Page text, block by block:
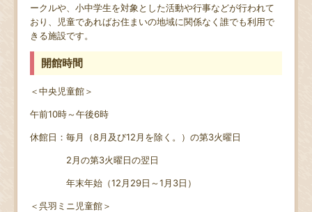
ークルや、小中学生を対象とした活動や行事などが行われて
おり、児童であればお住まいの地域に関係なく誰でも利用で
きる施設です。
開館時間
＜中央児童館＞
午前10時～午後6時
休館日：毎月（8月及び12月を除く。）の第3火曜日
2月の第3火曜日の翌日
年末年始（12月29日～1月3日）
＜呉羽ミニ児童館＞